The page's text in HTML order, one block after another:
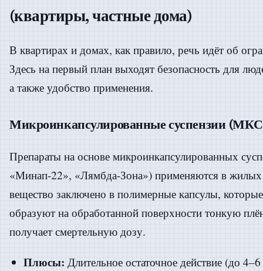
(квартиры, частные дома)
В квартирах и домах, как правило, речь идёт об
Здесь на первый план выходят безопасность для
а также удобство применения.
Микроинкапсулированные суспензии
Препараты на основе микроинкапсулированных
«Минап-22», «Лямбда-Зона») применяются в
вещество заключено в полимерные капсулы,
образуют на обработанной поверхности тонкую
получает смертельную дозу.
Плюсы: Длительное остаточное действие (до